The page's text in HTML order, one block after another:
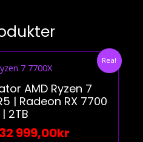
Rea!
AMD Ryzen 7
| Radeon RX 7700
| 2TB
999,00kr.
32 999,00Kr
Nuvarande
Priset
Är:
999,00kr.